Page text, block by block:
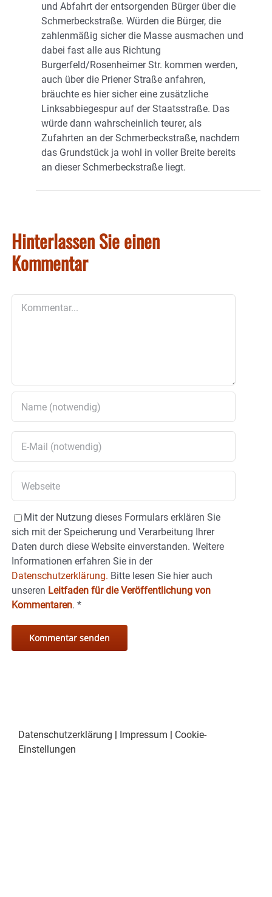
und Abfahrt der entsorgenden Bürger über die
Schmerbeckstraße. Würden die Bürger, die
zahlenmäßig sicher die Masse ausmachen und
dabei fast alle aus Richtung
Burgerfeld/Rosenheimer Str. kommen werden,
auch über die Priener Straße anfahren,
bräuchte es hier sicher eine zusätzliche
Linksabbiegespur auf der Staatsstraße. Das
würde dann wahrscheinlich teurer, als
Zufahrten an der Schmerbeckstraße, nachdem
das Grundstück ja wohl in voller Breite bereits
an dieser Schmerbeckstraße liegt.
Hinterlassen Sie einen
Kommentar
Mit der Nutzung dieses Formulars erklären Sie
sich mit der Speicherung und Verarbeitung Ihrer
Daten durch diese Website einverstanden. Weitere
Informationen erfahren Sie in der
Datenschutzerklärung. Bitte lesen Sie hier auch
unseren Leitfaden für die Veröffentlichung von
Kommentaren. *
Datenschutzerklärung Impressum
Cookie-
Einstellungen